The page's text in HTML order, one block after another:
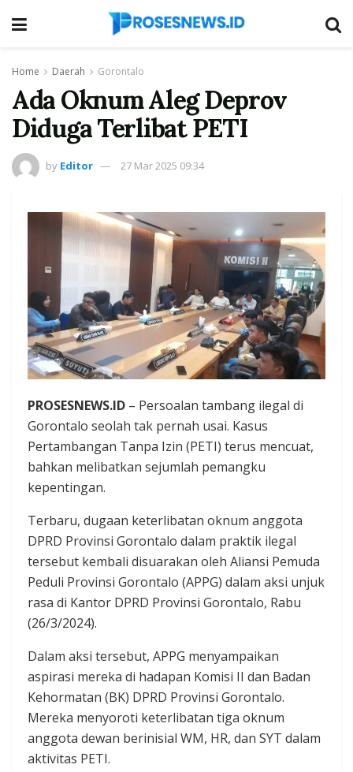
Home Daerah Gorontalo
Ada Oknum Aleg Deprov
Diduga Terlibat PETI
by Editor 27 Mar 2025 09:34
PROSESNEWS.ID – Persoalan tambang ilegal di
Gorontalo seolah tak pernah usai. Kasus
Pertambangan Tanpa Izin (PETI) terus mencuat,
bahkan melibatkan sejumlah pemangku
kepentingan.
Terbaru, dugaan keterlibatan oknum anggota
DPRD Provinsi Gorontalo dalam praktik ilegal
tersebut kembali disuarakan oleh Aliansi Pemuda
Peduli Provinsi Gorontalo (APPG) dalam aksi unjuk
rasa di Kantor DPRD Provinsi Gorontalo, Rabu
(26/3/2024).
Dalam aksi tersebut, APPG menyampaikan
aspirasi mereka di hadapan Komisi II dan Badan
Kehormatan (BK) DPRD Provinsi Gorontalo.
Mereka menyoroti keterlibatan tiga oknum
anggota dewan berinisial WM, HR, dan SYT dalam
aktivitas PETI.